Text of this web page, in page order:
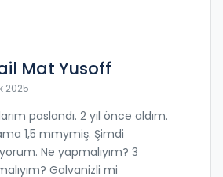
Mat Yusoff
2025
paslandı. 2 yıl önce aldım.
1,5 mmymiş. Şimdi
Ne yapmalıyım? 3
Galvanizli mi